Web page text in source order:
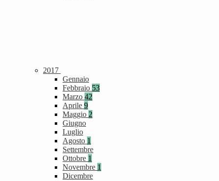
2017
Gennaio
Febbraio 53
Marzo 42
Aprile 9
Maggio 2
Giugno
Luglio
Agosto 1
Settembre
Ottobre 1
Novembre 1
Dicembre